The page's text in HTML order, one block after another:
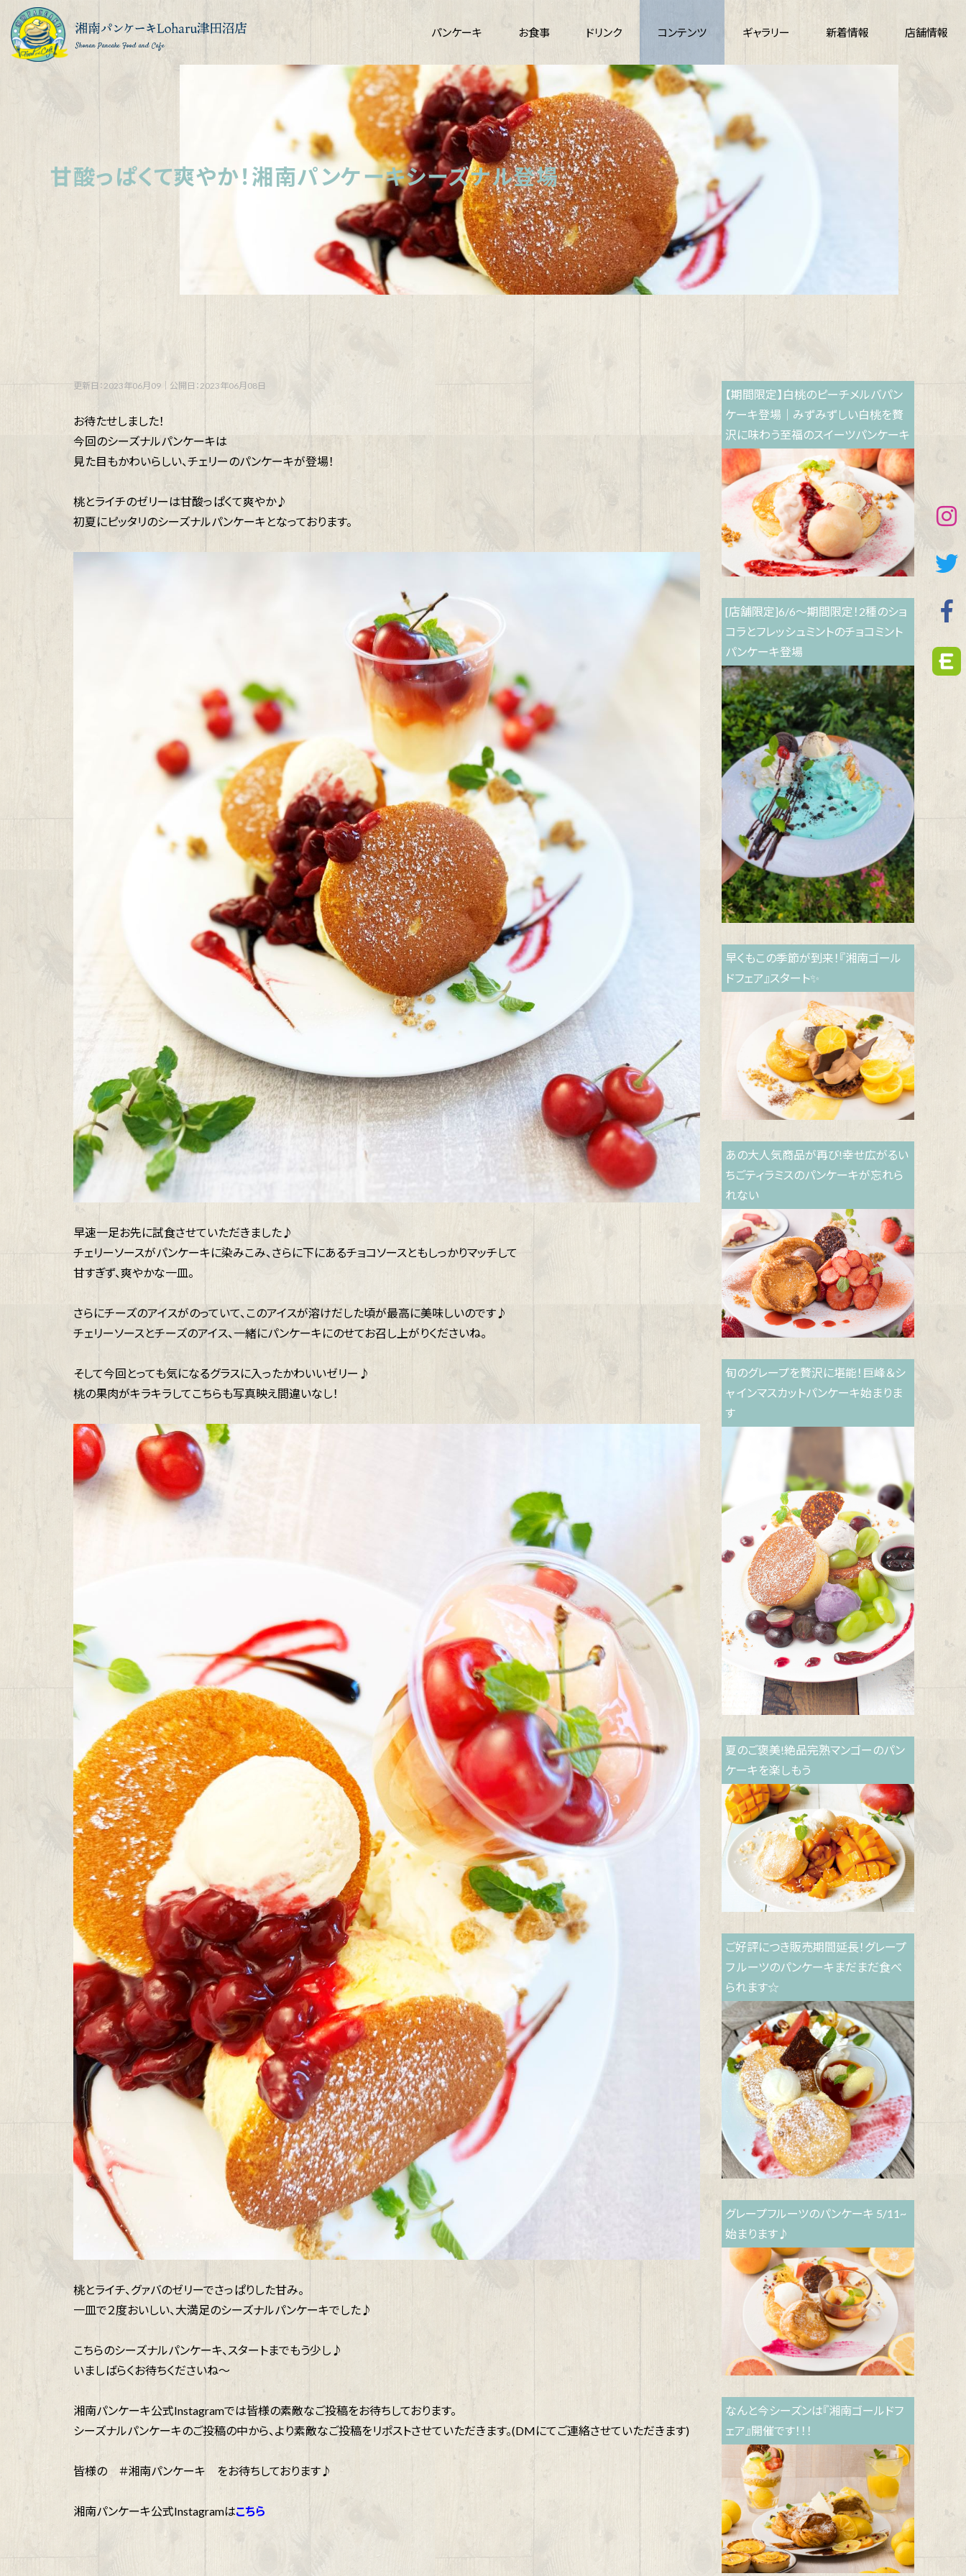
Shonan Pancake Food and Cafe
パンケーキ お食事 ドリンク コンテンツ ギャラリー 新着情報 店舗情報
甘酸っぱくて爽やか！湘南パンケーキシーズナル登場
更新日：2023年06月09 公開日：2023年06月08日
お待たせしました！
今回のシーズナルパンケーキは
見た目もかわいらしい、チェリーのパンケーキが登場！
桃とライチのゼリーは甘酸っぱくて爽やか♪
初夏にピッタリのシーズナルパンケーキとなっております。
早速一足お先に試食させていただきました♪
チェリーソースがパンケーキに染みこみ、さらに下にあるチョコソースともしっかりマッチして
甘すぎず、爽やかな一皿。
さらにチーズのアイスがのっていて、このアイスが溶けだした頃が最高に美味しいのです♪
チェリーソースとチーズのアイス、一緒にパンケーキにのせてお召し上がりくださいね。
そして今回とっても気になるグラスに入ったかわいいゼリー♪
桃の果肉がキラキラしてこちらも写真映え間違いなし！
桃とライチ、グァバのゼリーでさっぱりした甘み。
一皿で２度おいしい、大満足のシーズナルパンケーキでした♪
こちらのシーズナルパンケーキ、スタートまでもう少し♪
いましばらくお待ちくださいね～
湘南パンケーキ公式Instagramでは皆様の素敵なご投稿をお待ちしております。
シーズナルパンケーキのご投稿の中から、より素敵なご投稿をリポストさせていただきます。(DMにてご連絡させていただきます)
皆様の ＃湘南パンケーキ をお待ちしております♪
湘南パンケーキ公式Instagramはこちら
【期間限定】白桃のピーチメルバパン
ケーキ登場｜みずみずしい白桃を贅
沢に味わう至福のスイーツパンケーキ
[店舗限定]6/6～期間限定！2種のショ
コラとフレッシュミントのチョコミント
パンケーキ登場
早くもこの季節が到来！『湘南ゴール
ドフェア』スタート✨
あの大人気商品が再び!幸せ広がるい
ちごティラミスのパンケーキが忘れら
れない
旬のグレープを贅沢に堪能！巨峰＆シ
ャ インマスカットパンケーキ始まりま
す
夏のご褒美!絶品完熟マンゴーのパン
ケーキを楽しもう
ご好評につき販売期間延長！グレープ
フ ルーツのパンケーキまだまだ食べ
られます☆
グレープフルーツのパンケーキ 5/11~
始まります♪
なんと今シーズンは『湘南ゴールドフ
ェア』開催です！！！